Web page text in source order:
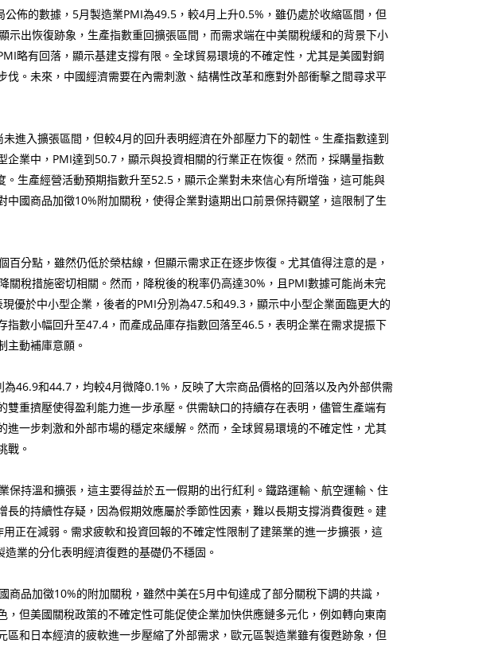
佈的數據，5月製造業PMI為49.5，較4月上升0.5%，雖仍處於收縮區間，但
出恢復跡象，生產指數重回擴張區間，而需求端在中美關稅緩和的背景下小
略有回落，顯示基建支撐有限。全球貿易環境的不確定性，尤其是美國對鋼
。未來，中國經濟需要在內需刺激、結構性改革和應對外部衝擊之間尋求平
進入擴張區間，但較4月的回升表明經濟在外部壓力下的韌性。生產指數達到
業中，PMI達到50.7，顯示與投資相關的行業正在恢復。然而，採購量指數
生產經營活動預期指數升至52.5，顯示企業對未來信心有所增強，這可能與
國商品加徵10%附加關稅，使得企業對遠期出口前景保持觀望，這限制了生
分點，雖然仍低於榮枯線，但顯示需求正在逐步恢復。尤其值得注意的是，
稅措施密切相關。然而，降稅後的稅率仍高達30%，且PMI數據可能尚未完
優於中小型企業，後者的PMI分別為47.5和49.3，顯示中小型企業面臨更大的
數小幅回升至47.4，而產成品庫存指數回落至46.5，表明企業在需求提振下
主動補庫意願。
46.9和44.7，均較4月微降0.1%，反映了大宗商品價格的回落以及內外部供需
重擠壓使得盈利能力進一步承壓。供需缺口的持續存在表明，儘管生產端有
一步刺激和外部市場的穩定來緩解。然而，全球貿易環境的不確定性，尤其
戰。
持溫和擴張，這主要得益於五一假期的出行紅利。鐵路運輸、航空運輸、住
的持續性存疑，因為假期效應屬於季節性因素，難以長期支撐消費復甦。建
正在減弱。需求疲軟和投資回報的不確定性限制了建築業的進一步擴張，這
業的分化表明經濟復甦的基礎仍不穩固。
品加徵10%的附加關稅，雖然中美在5月中旬達成了部分關稅下調的共識，
但美國關稅政策的不確定性可能促使企業加快供應鏈多元化，例如轉向東南
和日本經濟的疲軟進一步壓縮了外部需求，歐元區製造業雖有復甦跡象，但